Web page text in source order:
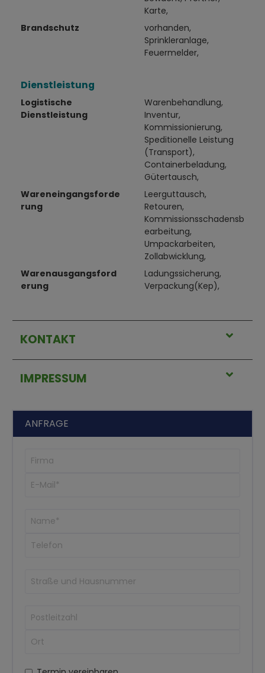
Karte,
Brandschutz
vorhanden,
Sprinkleranlage,
Feuermelder,
Dienstleistung
Logistische
Dienstleistung
Warenbehandlung,
Inventur,
Kommissionierung,
Speditionelle Leistung
(Transport),
Containerbeladung,
Gütertausch,
Wareneingangsforde
rung
Leerguttausch,
Retouren,
Kommissionsschadensb
earbeitung,
Umpackarbeiten,
Zollabwicklung,
Warenausgangsford
erung
Ladungssicherung,
Verpackung(Kep),
KONTAKT
IMPRESSUM
ANFRAGE